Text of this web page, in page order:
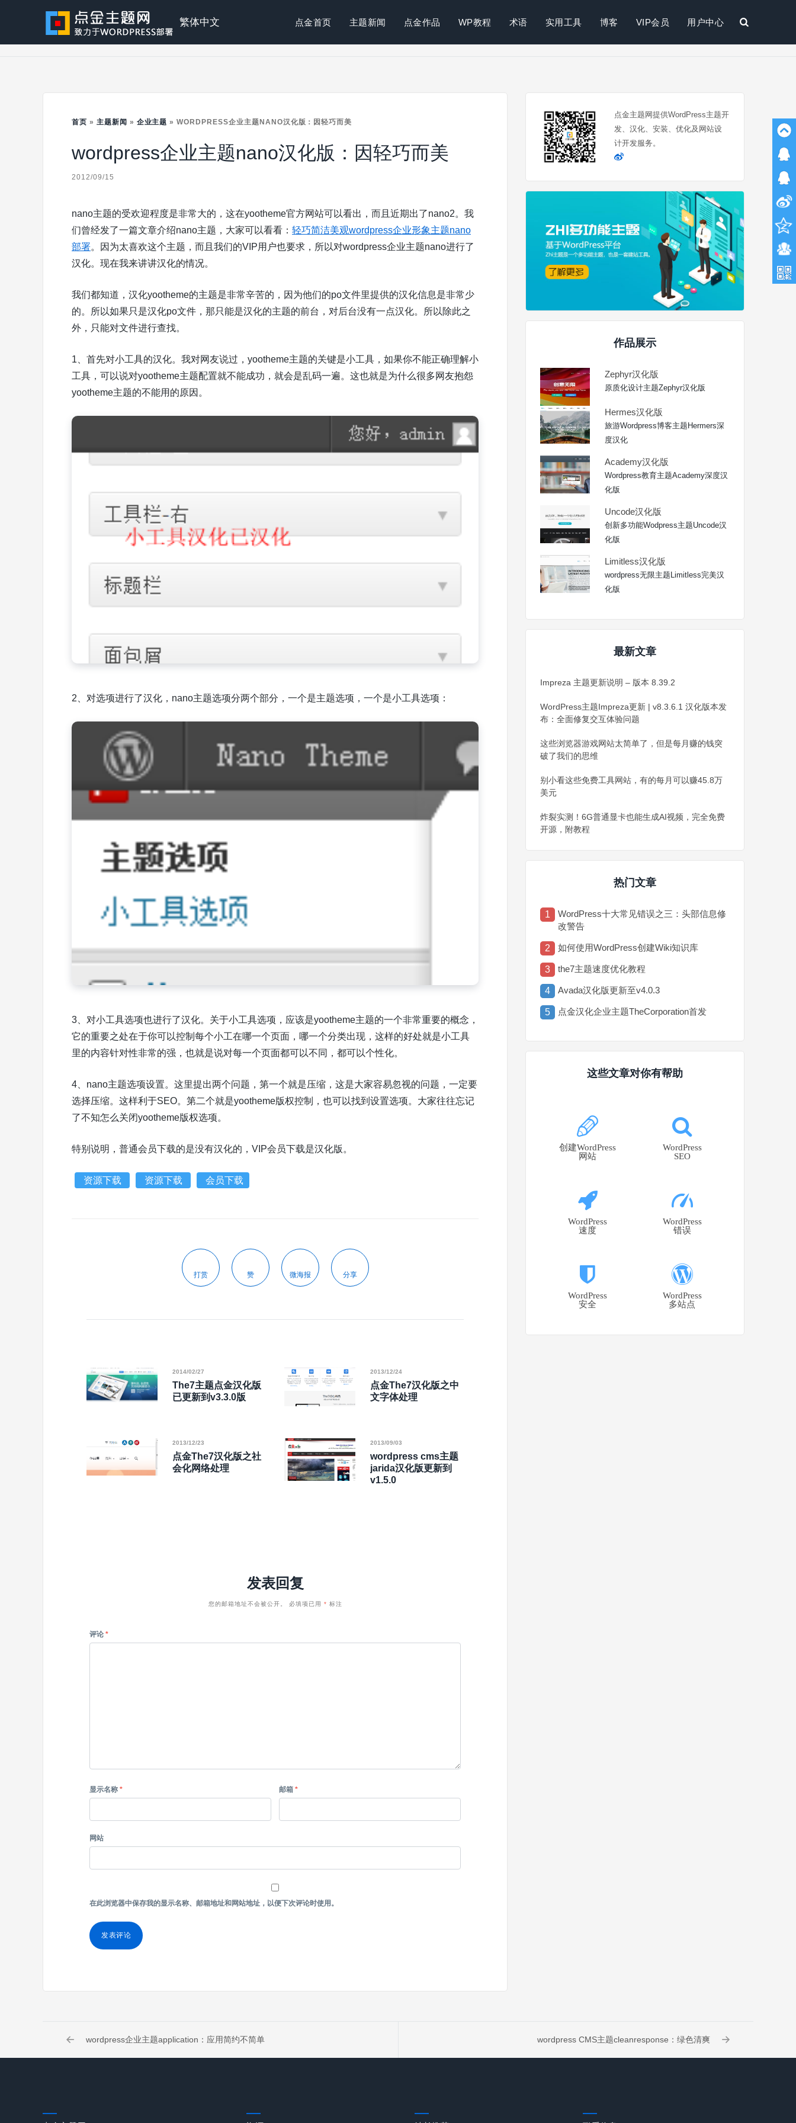
点
题
繁体中文 点金首页 主题新闻 点金作品 WP教程 术语 实用工具 博客 VIP会员 用户中心
首页 » 主题新闻 » 企业主题 »WORDPRESS企业主题NANO汉化版：因轻巧而美
wordpress企业主题nano汉化版：因轻巧而美
2012/09/15
nano主题的受欢迎程度是非常大的，这在yootheme官方网站可以看出，而且近期出了nano2。我
们曾经发了一篇文章介绍nano主题，大家可以看看： 轻巧简洁美观wordpress企业形象主题nano
部署。因为太喜欢这个主题，而且我们的VIP用户也要求，所以对wordpress企业主题nano进行了
汉化。现在我来讲讲汉化的情况。
我们都知道，汉化yootheme的主题是非常辛苦的，因为他们的po文件里提供的汉化信息是非常少
的。所以如果只是汉化po文件，那只能是汉化的主题的前台，对后台没有一点汉化。所以除此之
外，只能对文件进行查找。
1、首先对小工具的汉化。我对网友说过，yootheme主题的关键是小工具，如果你不能正确理解小
工具，可以说对yootheme主题配置就不能成功，就会是乱码一遍。这也就是为什么很多网友抱怨
yootheme主题的不能用的原因。
2、对选项进行了汉化，nano主题选项分两个部分，一个是主题选项，一个是小工具选项：
3、对小工具选项也进行了汉化。关于小工具选项，应该是yootheme主题的一个非常重要的概念，
它的重要之处在于你可以控制每个小工在哪一个页面，哪一个分类出现，这样的好处就是小工具
里的内容针对性非常的强，也就是说对每一个页面都可以不同，都可以个性化。
4、nano主题选项设置。这里提出两个问题，第一个就是压缩，这是大家容易忽视的问题，一定要
选择压缩。这样利于SEO。第二个就是yootheme版权控制，也可以找到设置选项。大家往往忘记
了不知怎么关闭yootheme版权选项。
特别说明，普通会员下载的是没有汉化的，VIP会员下载是汉化版。
资源下载 资源下载 会员下载
打赏 赞 微海报 分享
2014/02/27
The7主题点金汉化版
已更新到v3.3.0版
2013/12/24
点金The7汉化版之中
文字体处理
2013/12/23
点金The7汉化版之社
会化网络处理
2013/09/03
wordpress cms主题
jarida汉化版更新到
v1.5.0
发表回复
您的邮箱地址不会被公开。 必填项已用 * 标注
评论 *
显示名称 * 邮箱 *
网站
在此浏览器中保存我的显示名称、邮箱地址和网站地址，以便下次评论时使用。
点金主题网提供WordPress主题开
发、汉化、安装、优化及网站设
计开发服务。
作品展示
Zephyr汉化版
原质化设计主题Zephyr汉化版
Hermes汉化版
旅游Wordpress博客主题Hermers深
度汉化
Academy汉化版
Wordpress教育主题Academy深度汉
化版
Uncode汉化版
创新多功能Wodpress主题Uncode汉
化版
Limitless汉化版
wordpress无限主题Limitless完美汉
化版
最新文章
Impreza 主题更新说明 – 版本 8.39.2
WordPress主题Impreza更新 | v8.3.6.1 汉化版本发
布：全面修复交互体验问题
这些浏览器游戏网站太简单了，但是每月赚的钱突
破了我们的思维
别小看这些免费工具网站，有的每月可以赚45.8万
美元
炸裂实测！6G普通显卡也能生成AI视频，完全免费
开源，附教程
热门文章
1
WordPress十大常见错误之三：头部信息修
改警告
2 如何使用WordPress创建Wiki知识库
3 the7主题速度优化教程
4 Avada汉化版更新至v4.0.3
5 点金汉化企业主题TheCorporation首发
这些文章对你有帮助
创建WordPress
网站
WordPress
SEO
WordPress
速度
WordPress
错误
WordPress
安全
WordPress
多站点
wordpress企业主题application：应用简约不简单 wordpress CMS主题cleanresponse：绿色清爽